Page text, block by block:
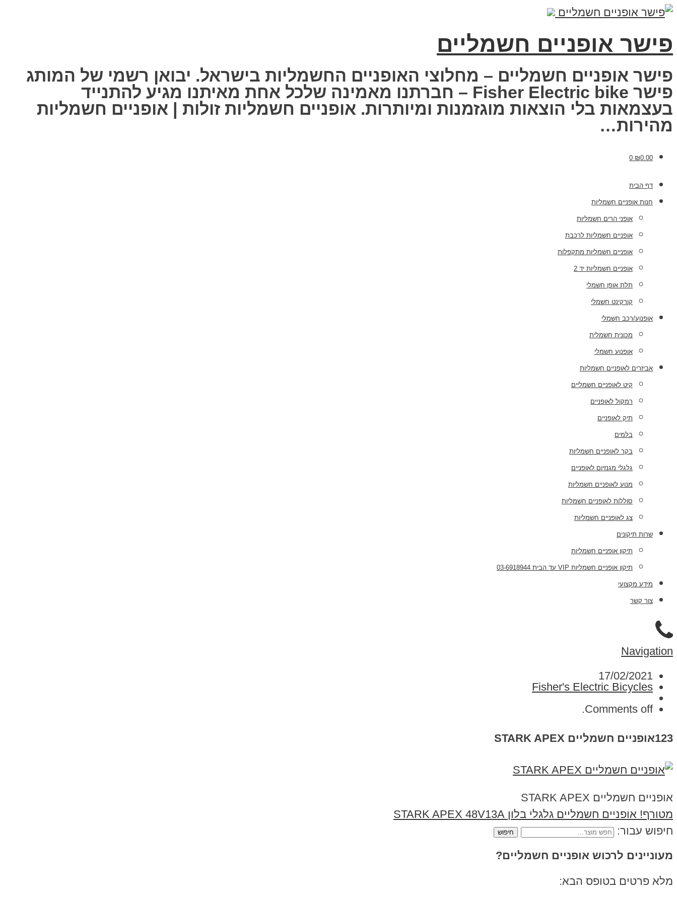
פישר אופניים חשמליים
פישר אופניים חשמליים – מחלוצי האופניים החשמליות בישראל. יבואן רשמי של המותג
פישר Fisher Electric bike – חברתנו מאמינה שלכל אחת מאיתנו מגיע להתנייד
בעצמאות בלי הוצאות מוגזמנות ומיותרות. אופניים חשמליות זולות | אופניים חשמליות
מהירות…
₪0.00
0
דף הבית
חנות אופניים חשמליות
אופני הרים חשמליות
אופניים חשמליות לרכבת
אופניים חשמליות מתקפלות
אופניים חשמליות יד 2
תלת אופן חשמלי
קורקינט חשמלי
אופנוע/רכב חשמלי
מכונית חשמלית
אופנוע חשמלי
אביזרים לאופניים חשמליות
קיט לאופניים חשמליים
רמקול לאופניים
תיק לאופניים
בלמים
בקר לאופניים חשמליות
גלגלי מגנזיום לאופניים
מנוע לאופניים חשמליות
סוללות לאופניים חשמליות
צג לאופניים חשמליות
שרות תיקונים
תיקון אופניים חשמליות
תיקון אופניים חשמליות VIP עד הבית 03-6918944
מידע מקצועי
צור קשר
Navigation
17/02/2021
Fisher's Electric Bicycles
Comments off.
123אופניים חשמליים STARK APEX
אופניים חשמליים STARK APEX
מטורף! אופניים חשמליים גלגלי בלון STARK APEX 48V13A
חיפוש עבור:
מעוניינים לרכוש אופניים חשמליים?
מלא פרטים בטופס הבא: